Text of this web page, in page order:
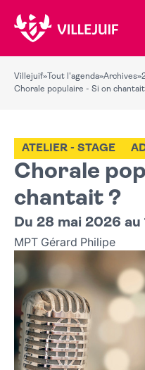
Villejuif» Tout l'agenda»Archives»
Chorale populaire - Si on
Chorale
chantait ?
ATELIER - STAGE
Du 28 mai 2026 au
MPT Gérard Philipe